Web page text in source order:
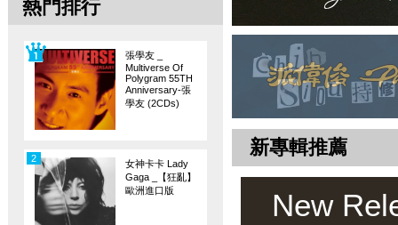
熱門排行
張學友 _
Multiverse Of
Polygram 55TH
Anniversary-張
學友 (2CDs)
女神卡卡 Lady
Gaga _【狂亂】
歐洲進口版
2 新專輯推薦
New